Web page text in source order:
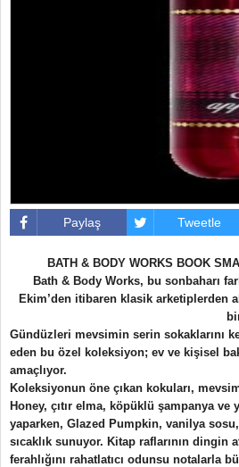
Paylaş Tweetle
BATH & BODY WORKS BOOK
Bath & Body Works, bu sonbaharı
Ekim’den itibaren klasik arketiplerden
Gündüzleri mevsimin serin sokaklarını
eden bu özel koleksiyon; ev ve kişisel
amaçlıyor.
Koleksiyonun öne çıkan kokuları,
Honey, çıtır elma, köpüklü şampanya
yaparken, Glazed Pumpkin, vanilya
sıcaklık sunuyor. Kitap raflarının dingin
ferahlığını rahatlatıcı odunsu notalarla